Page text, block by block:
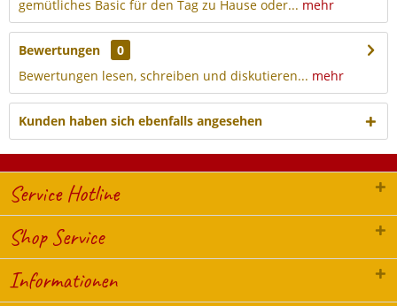
gemütliches Basic für den Tag zu Hause oder... mehr
Bewertungen
0
Bewertungen lesen, schreiben und diskutieren... mehr
Kunden haben sich ebenfalls angesehen
Service Hotline
Shop Service
Informationen